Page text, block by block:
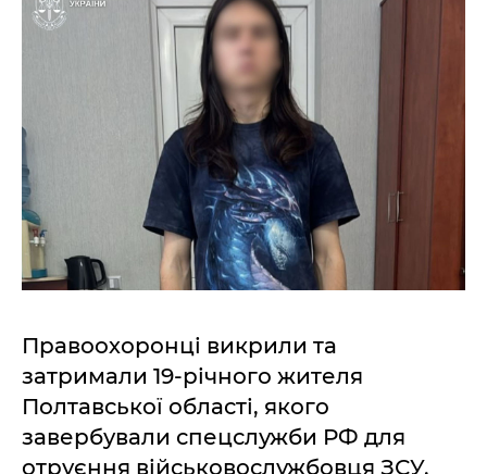
Правоохоронці викрили та
затримали 19-річного жителя
Полтавської області, якого
завербували спецслужби РФ для
отруєння військовослужбовця ЗСУ.